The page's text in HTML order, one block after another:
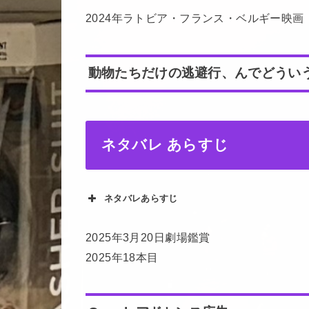
2024年ラトビア・フランス・ベルギー映画
動物たちだけの逃避行、んでどうい
ネタバレ あらすじ
ネタバレあらすじ
2025年3月20日劇場鑑賞
2025年18本目